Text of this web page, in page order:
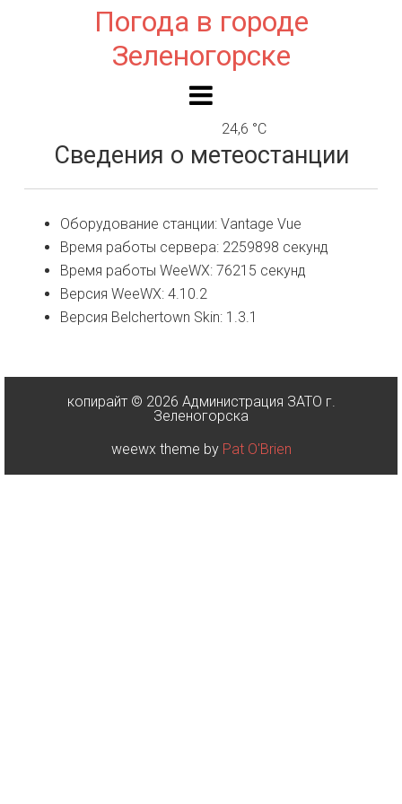
Погода в городе
Зеленогорске
24,6 °C
Сведения о метеостанции
Оборудование станции: Vantage Vue
Время работы сервера: 2259898 секунд
Время работы WeeWX: 76215 секунд
Версия WeeWX: 4.10.2
Версия Belchertown Skin: 1.3.1
копирайт © 2026 Администрация ЗАТО г.
Зеленогорска
weewx theme by Pat O'Brien